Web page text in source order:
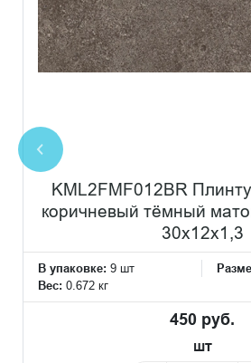
KML2FMF012BR
коричневый тёмный
30x12x1,3
В упаковке: 9 шт
Вес: 0.672 кг
450 руб.
шт